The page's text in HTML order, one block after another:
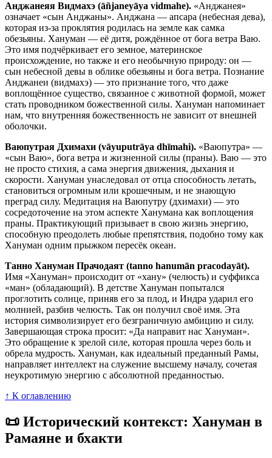
Анджанеяя Видмахэ (āñjaneyāya vidmahe). «Анджанея»
означает «сын Анджаны». Анджана — апсара (небесная дева),
которая из-за проклятия родилась на земле как самка
обезьяны. Хануман — её дитя, рождённое от бога ветра Ваю.
Это имя подчёркивает его земное, материнское
происхождение, но также и его необычную природу: он —
сын небесной девы в облике обезьяны и бога ветра. Познание
Анджанеи (видмахэ) — это признание того, что даже
воплощённое существо, связанное с животной формой, может
стать проводником божественной силы. Хануман напоминает
нам, что внутренняя божественность не зависит от внешней
оболочки.
Ваюпутрая Дхимахи (vāyuputrāya dhīmahi). «Ваюпутра» —
«сын Ваю», бога ветра и жизненной силы (праны). Ваю — это
не просто стихия, а сама энергия движения, дыхания и
скорости. Хануман унаследовал от отца способность летать,
становиться огромным или крошечным, и не знающую
преград силу. Медитация на Ваюпутру (дхимахи) — это
сосредоточение на этом аспекте Ханумана как воплощения
праны. Практикующий призывает в свою жизнь энергию,
способную преодолеть любые препятствия, подобно тому как
Хануман одним прыжком пересёк океан.
Танно Хануман Прачодаят (tanno hanumān pracodayāt).
Имя «Хануман» происходит от «хану» (челюсть) и суффикса
«ман» (обладающий). В детстве Хануман попытался
проглотить солнце, приняв его за плод, и Индра ударил его
молнией, разбив челюсть. Так он получил своё имя. Эта
история символизирует его безграничную амбицию и силу.
Завершающая строка просит: «Да направит нас Хануман».
Это обращение к зрелой силе, которая прошла через боль и
обрела мудрость. Хануман, как идеальный преданный Рамы,
направляет интеллект на служение высшему началу, сочетая
неукротимую энергию с абсолютной преданностью.
↑ К оглавлению
📜 Исторический контекст: Хануман в
Рамаяне и бхакти